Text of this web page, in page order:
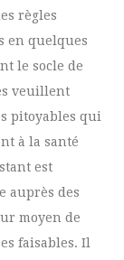
règles
en quelques
le socle de
veuillent
pitoyables qui
à la santé
est
auprès des
moyen de
faisables. Il